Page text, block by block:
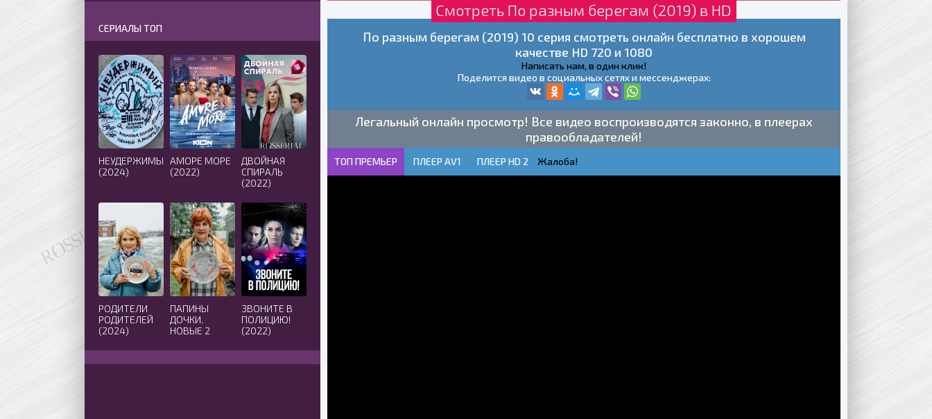
Смотреть По разным берегам (2019) в HD
По разным берегам (2019) 10 серия смотреть онлайн бесплатно в хорошем
качестве HD 720 и 1080
Написать нам, в один клик!
Поделится видео в социальных сетях и мессенджерах:
Легальный онлайн просмотр! Все видео воспроизводятся законно, в плеерах
правообладателей!
ТОП ПРЕМЬЕР ПЛЕЕР AV1 ПЛЕЕР HD 2 Жалоба!
СЕРИАЛЫ ТОП
НЕУДЕРЖИМЫЙ
(2024)
АМОРЕ МОРЕ
(2022)
ДВОЙНАЯ
СПИРАЛЬ
(2022)
РОДИТЕЛИ
РОДИТЕЛЕЙ
(2024)
ПАПИНЫ
ДОЧКИ.
НОВЫЕ 2
ЗВОНИТЕ В
ПОЛИЦИЮ!
(2022)